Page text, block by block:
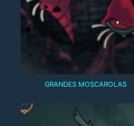
GRANDES MOSCAROLAS